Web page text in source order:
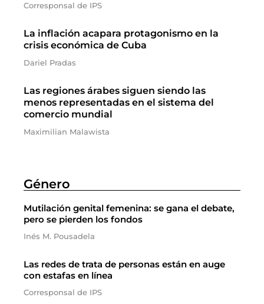
Corresponsal de IPS
La inflación acapara protagonismo en la
crisis económica de Cuba
Dariel Pradas
Las regiones árabes siguen siendo las
menos representadas en el sistema del
comercio mundial
Maximilian Malawista
Género
Mutilación genital femenina: se gana el debate,
pero se pierden los fondos
Inés M. Pousadela
Las redes de trata de personas están en auge
con estafas en línea
Corresponsal de IPS